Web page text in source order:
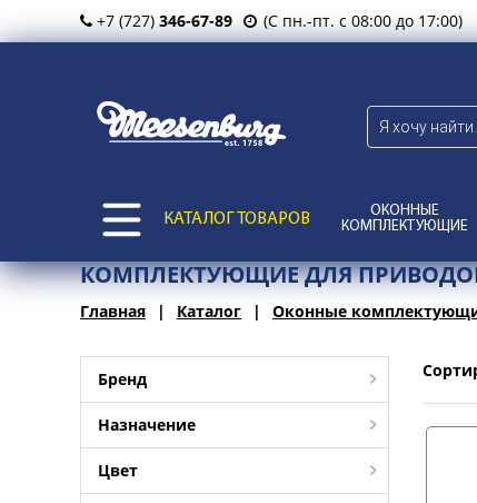
+7 (727) 346-67-89 (С пн.-пт. с 08:00 до 17:00)
КАТАЛОГ ТОВАРОВ
ОКОННЫЕ
КОМПЛЕКТУЮЩИЕ
КОМПЛЕКТУЮЩИЕ ДЛЯ
Главная Каталог Оконные
Бренд
Назначение
Цвет